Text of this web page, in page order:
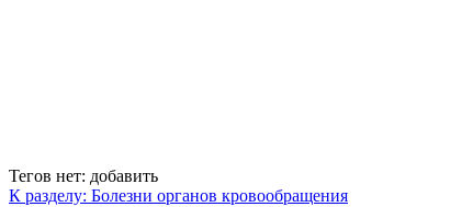
Тегов нет: добавить
К разделу: Болезни органов кровообращения